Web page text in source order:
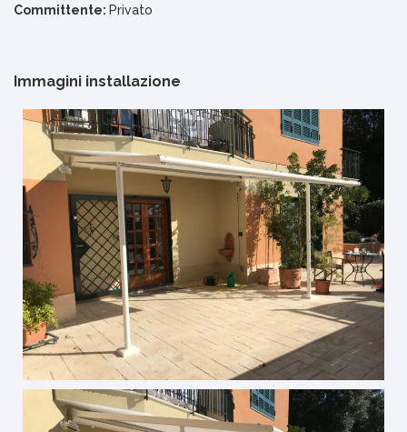
Committente: Privato
Immagini installazione